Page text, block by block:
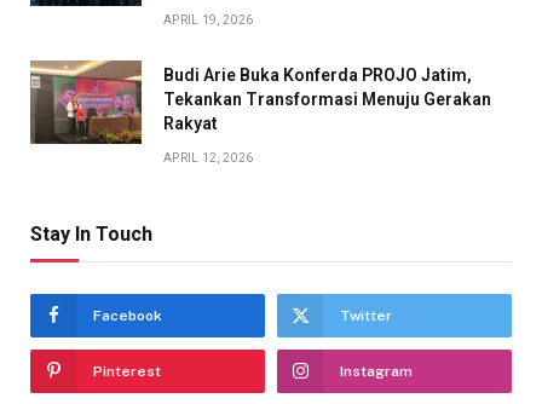
APRIL 19, 2026
Budi Arie Buka Konferda PROJO Jatim,
Tekankan Transformasi Menuju Gerakan
Rakyat
APRIL 12, 2026
Stay In Touch
Facebook Twitter
Pinterest Instagram